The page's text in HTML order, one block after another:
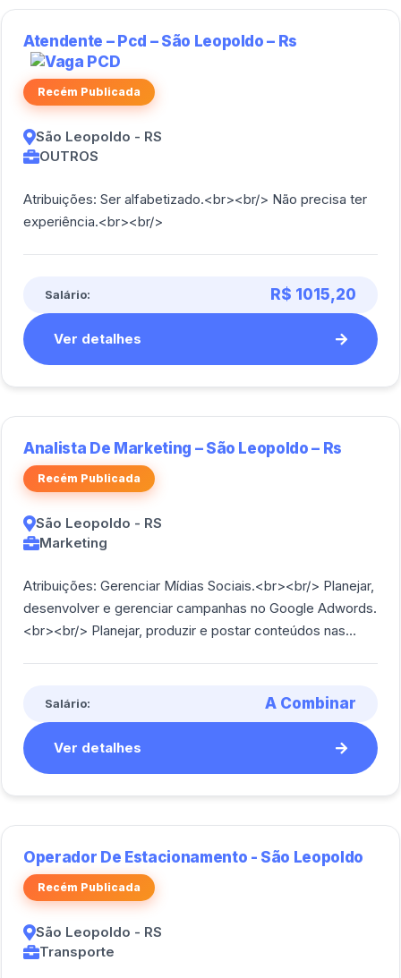
Atendente – Pcd – São Leopoldo – Rs
Recém Publicada
São Leopoldo - RS
OUTROS
Atribuições: Ser alfabetizado.<br><br/> Não precisa ter
experiência.<br><br/>
Salário: R$ 1015,20
Ver detalhes
Analista De Marketing – São Leopoldo – Rs
Recém Publicada
São Leopoldo - RS
Marketing
Atribuições: Gerenciar Mídias Sociais.<br><br/> Planejar,
desenvolver e gerenciar campanhas no Google Adwords.
<br><br/> Planejar, produzir e postar conteúdos nas
Salário: A Combinar
Ver detalhes
Operador De Estacionamento - São Leopoldo
Recém Publicada
São Leopoldo - RS
Transporte